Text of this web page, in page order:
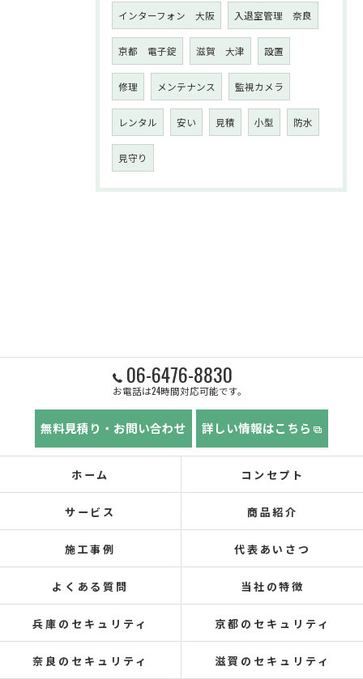
インターフォン 大阪 入退室管理 奈良
京都 電子錠 滋賀 大津 設置
修理 メンテナンス 監視カメラ
レンタル 安い 見積 小型 防水
見守り
06-6476-8830
お電話は24時間対応可能です。
無料見積り・お問い合わせ 詳しい情報はこちら
ホーム コンセプト
サービス 商品紹介
施工事例 代表あいさつ
よくある質問 当社の特徴
兵庫のセキュリティ 京都のセキュリティ
奈良のセキュリティ 滋賀のセキュリティ